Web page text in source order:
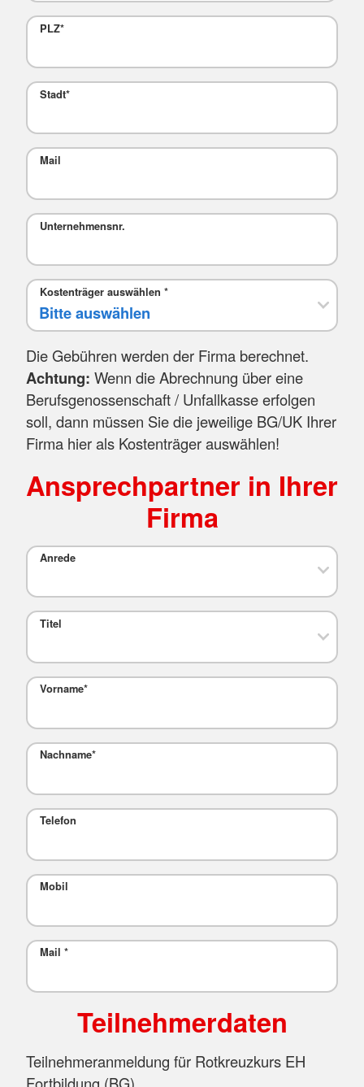
PLZ*
Stadt*
Mail
Unternehmensnr.
Kostenträger auswählen *
Die Gebühren werden der Firma berechnet.
Achtung: Wenn die Abrechnung über eine
Berufsgenossenschaft / Unfallkasse erfolgen
soll, dann müssen Sie die jeweilige BG/UK Ihrer
Firma hier als Kostenträger auswählen!
Ansprechpartner in Ihrer
Firma
Anrede
Titel
Vorname*
Nachname*
Telefon
Mobil
Mail *
Teilnehmerdaten
Teilnehmeranmeldung für Rotkreuzkurs EH
Fortbildung (BG)